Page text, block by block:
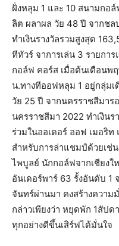
ฝั่งหลุม 1 และ 10 สนามกอล์
ลิต ผลาผล วัย 48 ปี จากช
ทำเงินรางวัลรวมสูงสุด
ทีทัวร์ จาการเล่น 3 รายกา
กอล์ฟ คอร์ส เมื่อต้นเดือนพ
น.ทางทีออฟหลุม 1 อยู่กลุ่ม
วัย 25 ปี จากนครราชสีมาร
นครราชสีมา 2022 ทำเงิน
ร่วมในออเดอร์ ออฟ เมอริ
สำหรับการล่าแชมป์ด้วยเ
ไพบูลย์ นักกอล์ฟจากเชียงใ
อันเดอร์พาร์ 63 รั้งอันดับ 1
จันทร์ผ่านมา คงสร้างความ
กล่าวเพียงว่า หยุดพัก 1สัป
ทุกอย่างดีขึ้นเสิร์ฟได้มั่นใจ